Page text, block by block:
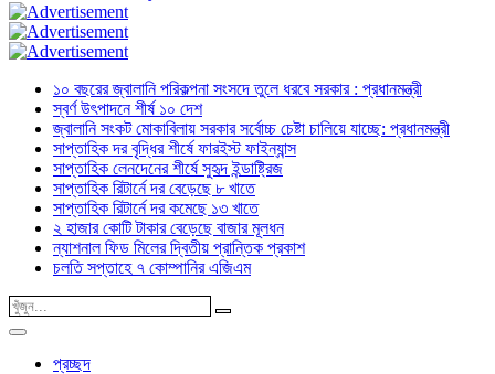
১০ বছরের জ্বালানি পরিকল্পনা সংসদে তুলে ধরবে সরকার : প্রধানমন্ত্রী
স্বর্ণ উৎপাদনে শীর্ষ ১০ দেশ
জ্বালানি সংকট মোকাবিলায় সরকার সর্বোচ্চ চেষ্টা চালিয়ে যাচ্ছে: প্রধানমন্ত্রী
সাপ্তাহিক দর বৃদ্ধির শীর্ষে ফারইস্ট ফাইন্যান্স
সাপ্তাহিক লেনদেনের শীর্ষে সুহৃদ ইন্ডাষ্ট্রিজ
সাপ্তাহিক রিটার্নে দর বেড়েছে ৮ খাতে
সাপ্তাহিক রিটার্নে দর কমেছে ১৩ খাতে
২ হাজার কোটি টাকার বেড়েছে বাজার মূলধন
ন্যাশনাল ফিড মিলের দ্বিতীয় প্রান্তিক প্রকাশ
চলতি সপ্তাহে ৭ কোম্পানির এজিএম
প্রচ্ছদ